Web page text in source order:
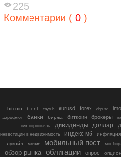
225
Комментарии ( 0 )
bitcoin brent cnyrub eurusd forex gbpusd
аэрофлот банки биржа биткоин брокеры
гмк норникель
дивиденды доллар
инвестиции в недвижимость индекс мб
инфляция
лукойл
магнит мобильный пост
обзор рынка облигации опрос